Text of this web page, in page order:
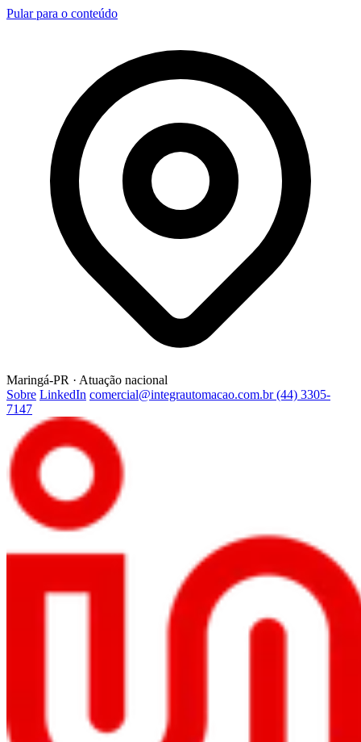
Pular para o conteúdo
Maringá-PR · Atuação nacional
Sobre LinkedIn comercial@integrautomacao.com.br(44) 3305-
7147